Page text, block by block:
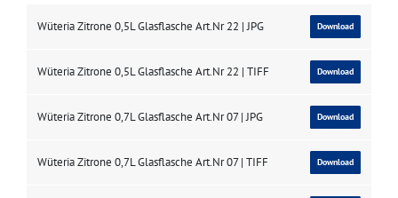
Wüteria Zitrone 0,5L Glasflasche Art.Nr 22 | JPG Download
Wüteria Zitrone 0,5L Glasflasche Art.Nr 22 | TIFF Download
Wüteria Zitrone 0,7L Glasflasche Art.Nr 07 | JPG Download
Wüteria Zitrone 0,7L Glasflasche Art.Nr 07 | TIFF Download